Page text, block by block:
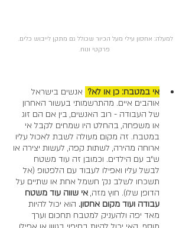
למעלה: אחסון עילי מעל הכיור שכולל גם מתקן לייבוש כלים.
פרקטי ונוח.
אי במטבח: כן או לא? אנשים בישראל
אוהבים איים. מהתרשמותי בעשור האחרון
של העבודה - רוב האנשים, בין אם הם זוג
או משפחה, בהחלט היו שמחים לקבל אי
במטבח. זה מקום מעולה לשבת לאכול עליו
ארוחה מהירה, לשתות קפה, לעשות יצירה או
ש״ב עם הילדים. וכמובן זה עוד משטח
לבשל עליו ואפילו לעבוד עם הלפטופ (אל
תשכחו לשלב נק׳ חשמל אחת או שתיים על
הדופן שלו). חוץ מזה, אי שווה עוד משטח
עבודה ועוד מקום אחסון. הוא יכול להיות
מאד יפה ולהעניק למטבח תחכום וערך